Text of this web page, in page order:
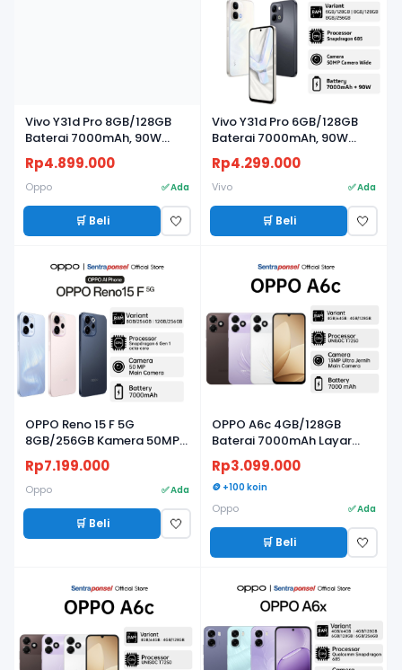
Vivo Y31d Pro 8GB/128GB
Baterai 7000mAh, 90W
FlashCharge, Kamera 50MP
Rp4.899.000
Oppo ✅ Ada
🛒 Beli 🤍
Vivo Y31d Pro 6GB/128GB
Baterai 7000mAh, 90W
FlashCharge, Kamera 50MP
Rp4.299.000
Vivo ✅ Ada
🛒 Beli 🤍
OPPO Reno 15 F 5G
8GB/256GB Kamera 50MP,
Baterai 7000mAh, Layar
AMOLED 120Hz
Rp7.199.000
Oppo ✅ Ada
🛒 Beli 🤍
OPPO A6c 4GB/128GB
Baterai 7000mAh Layar
120Hz
Rp3.099.000
🪙 +100 koin
Oppo ✅ Ada
🛒 Beli 🤍